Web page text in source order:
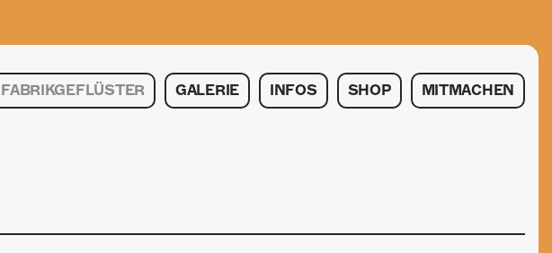
FABRIKGEFLÜSTER GALERIE INFOS SHOP MITMACHEN